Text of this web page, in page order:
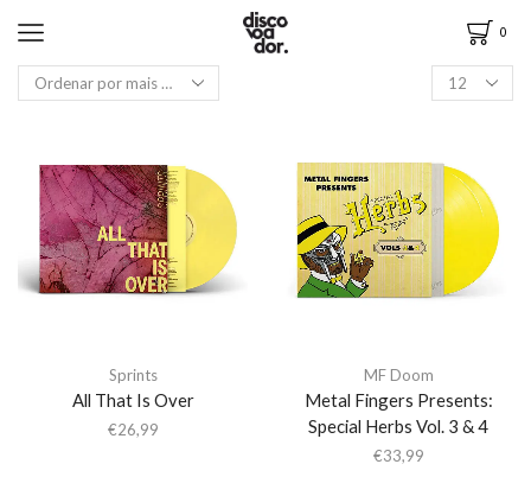
0
Sprints
All That Is Over
€26,99
MF Doom
Metal Fingers Presents:
Special Herbs Vol. 3 & 4
€33,99